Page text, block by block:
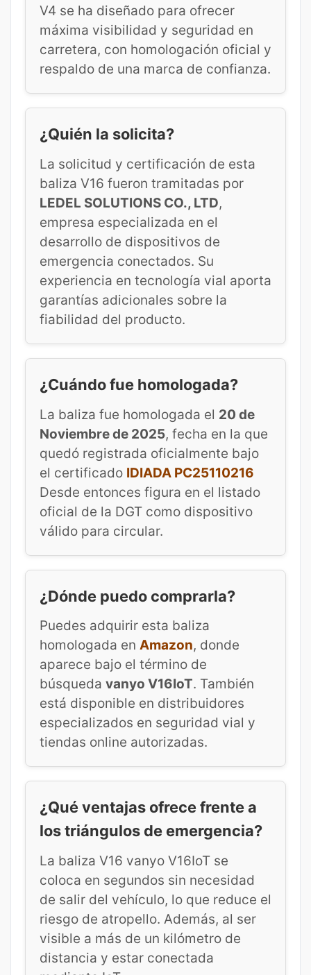
V4 se ha diseñado para ofrecer
máxima visibilidad y seguridad en
carretera, con homologación oficial y
respaldo de una marca de confianza.
¿Quién la solicita?
La solicitud y certificación de esta
baliza V16 fueron tramitadas por
LEDEL SOLUTIONS CO., LTD,
empresa especializada en el
desarrollo de dispositivos de
emergencia conectados. Su
experiencia en tecnología vial aporta
garantías adicionales sobre la
fiabilidad del producto.
¿Cuándo fue homologada?
La baliza fue homologada el 20 de
Noviembre de 2025, fecha en la que
quedó registrada oficialmente bajo
el certificado IDIADA PC25110216
Desde entonces figura en el listado
oficial de la DGT como dispositivo
válido para circular.
¿Dónde puedo comprarla?
Puedes adquirir esta baliza
homologada en Amazon, donde
aparece bajo el término de
búsqueda vanyo V16IoT. También
está disponible en distribuidores
especializados en seguridad vial y
tiendas online autorizadas.
¿Qué ventajas ofrece frente a
los triángulos de emergencia?
La baliza V16 vanyo V16IoT se
coloca en segundos sin necesidad
de salir del vehículo, lo que reduce el
riesgo de atropello. Además, al ser
visible a más de un kilómetro de
distancia y estar conectada